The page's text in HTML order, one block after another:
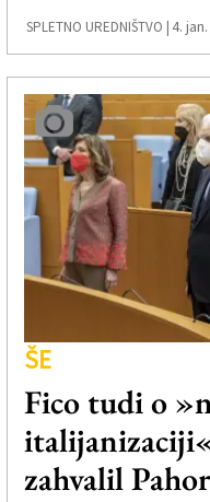
SPLETNO UREDNIŠTVO |4.
ŠE
Fico tudi o
zahvalil